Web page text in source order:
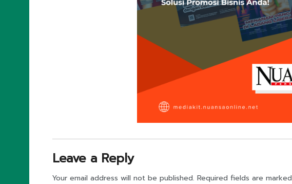
Leave a Reply
Your email address will not be published. Required fields are marked